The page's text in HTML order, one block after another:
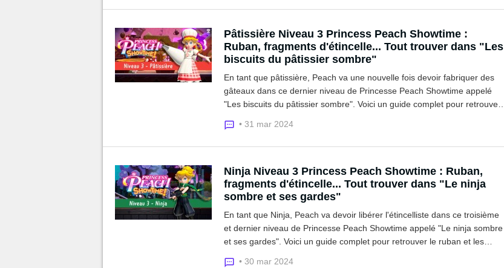
Pâtissière Niveau 3 Princess Peach Showtime :
Ruban, fragments d'étincelle... Tout trouver dans "Les
biscuits du pâtissier sombre"
En tant que pâtissière, Peach va une nouvelle fois devoir fabriquer des
gâteaux dans ce dernier niveau de Princesse Peach Showtime appelé
"Les biscuits du pâtissier sombre". Voici un guide complet pour retrouver
• 31 mar 2024
Ninja Niveau 3 Princess Peach Showtime : Ruban,
fragments d'étincelle... Tout trouver dans "Le ninja
sombre et ses gardes"
En tant que Ninja, Peach va devoir libérer l'étincelliste dans ce troisième
et dernier niveau de Princesse Peach Showtime appelé "Le ninja sombre
et ses gardes". Voici un guide complet pour retrouver le ruban et les
• 30 mar 2024